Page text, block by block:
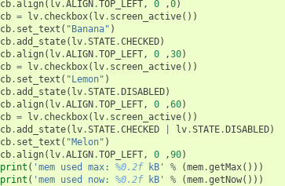
cb.align( lv.ALIGN.TOP_LEFT, 0 ,0)
cb = lv. checkbox( lv. screen_active())
cb. set_text ( "Banana" )
cb.add_state( lv.STATE.CHECKED)
cb.align( lv.ALIGN.TOP_LEFT, 0 ,30)
cb = lv. checkbox( lv. screen_active())
cb. set_text ( "Lemon" )
cb.add_state( lv.STATE.DISABLED)
cb.align( lv.ALIGN.TOP_LEFT, 0 ,60)
cb = lv. checkbox( lv. screen_active())
cb.add_state( lv.STATE.CHECKED lv.STATE.DISABLED)
cb. set_text ( "Melon" )
cb.align( lv.ALIGN.TOP_LEFT, 0 ,90)
print ( 'mem used max: %0.2f kB' % (mem.getMax()))
print ( 'mem used now: %0.2f kB' % (mem.getNow()))